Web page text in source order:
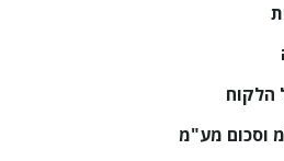
הלקוח
וסכום מע"מ